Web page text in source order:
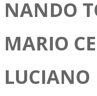
NANDO
MARIO
LUCIANO